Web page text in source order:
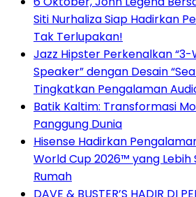
Siti Nurhaliza Siap Hadirkan
Tak Terlupakan!
Jazz Hipster Perkenalkan “3-
Speaker” dengan Desain
Tingkatkan Pengalaman
Batik Kaltim: Transformasi
Panggung Dunia
Hisense Hadirkan
World Cup 2026™ yang Lebih
Rumah
DAVE & BUSTER’S HADIR DI